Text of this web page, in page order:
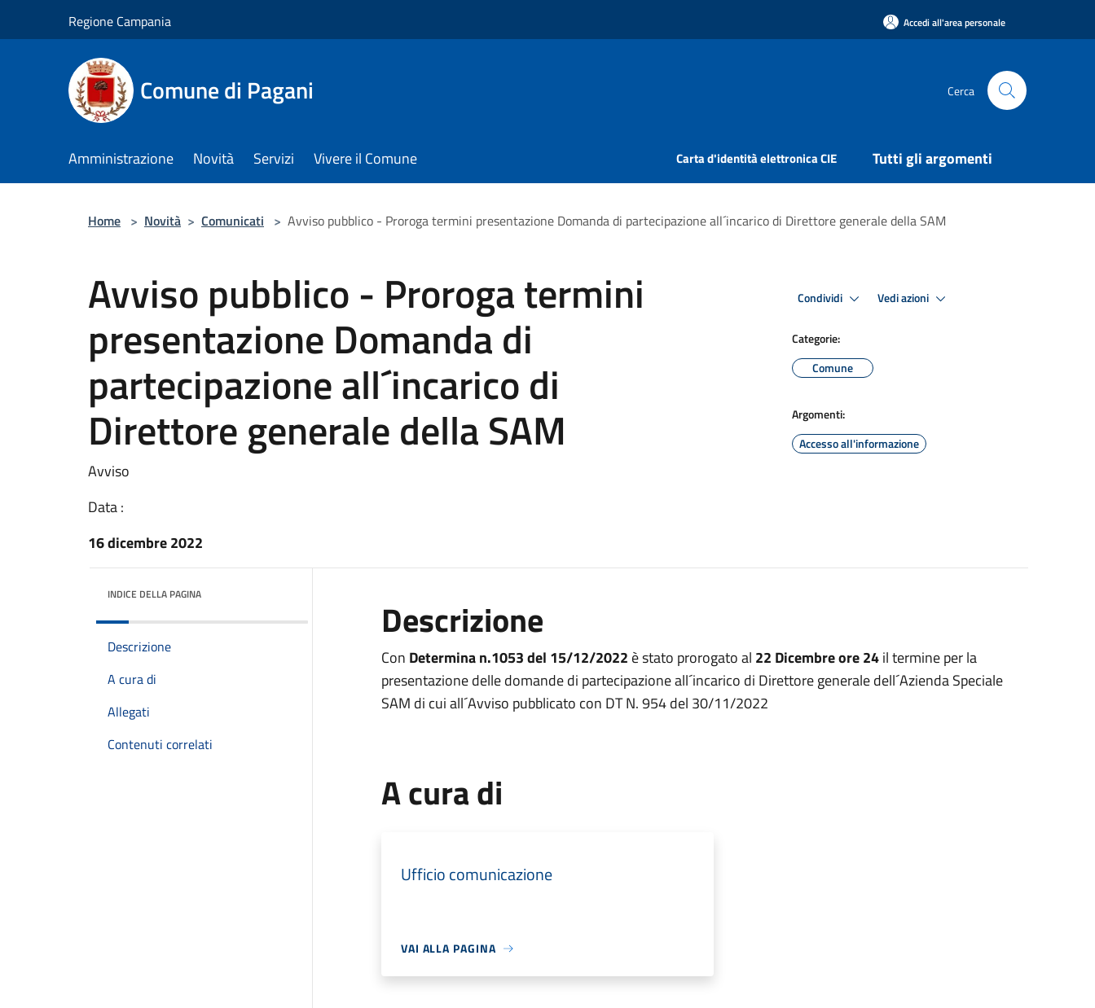
Regione Campania Accedi all'area personale
Comune di Pagani Cerca
Amministrazione Novità Servizi Vivere il Comune Carta d'identità elettronica CIE Tutti gli argomenti
Home > Novità > Comunicati > Avviso pubblico - Proroga termini presentazione Domanda di partecipazione all´incarico di Direttore generale della SAM
Avviso pubblico - Proroga termini
presentazione Domanda di
partecipazione all´incarico di
Direttore generale della SAM
Avviso
Data :
16 dicembre 2022
Condividi Vedi azioni
Categorie:
Comune
Argomenti:
Accesso all'informazione
INDICE DELLA PAGINA
Descrizione
A cura di
Allegati
Contenuti correlati
Descrizione
Con Determina n.1053 del 15/12/2022 è stato prorogato al 22 Dicembre ore 24il termine per la
presentazione delle domande di partecipazione all´incarico di Direttore generale dell´Azienda Speciale
SAM di cui all´Avviso pubblicato con DT N. 954 del 30/11/2022
A cura di
Ufficio comunicazione
VAI ALLA PAGINA